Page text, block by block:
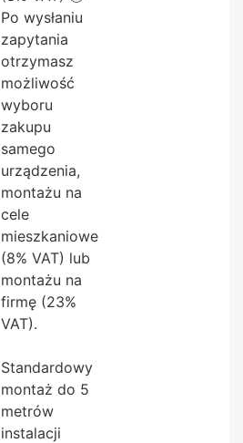
Po wysłaniu
zapytania
otrzymasz
możliwość
wyboru
zakupu
samego
urządzenia,
montażu na
cele
mieszkaniowe
(8% VAT) lub
montażu na
firmę (23%
VAT).
Standardowy
montaż do 5
metrów
instalacji